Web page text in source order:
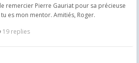
remercier Pierre Gauriat pour sa précieuse
es mon mentor. Amitiés, Roger.
19 replies